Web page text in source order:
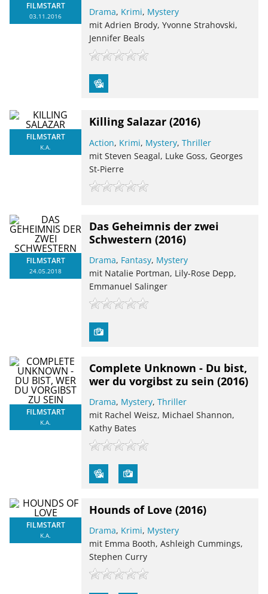
FILMSTART
03.11.2016 Drama, Krimi, Mystery
mit Adrien Brody, Yvonne Strahovski,
Jennifer Beals
FILMSTART
K.A.
Killing Salazar (2016)
Action, Krimi, Mystery,Thriller
mit Steven Seagal, Luke Goss, Georges
St-Pierre
FILMSTART
24.05.2018
Das Geheimnis der zwei
Schwestern (2016)
Drama, Fantasy, Mystery
mit Natalie Portman, Lily-Rose Depp,
Emmanuel Salinger
FILMSTART
K.A.
Complete Unknown - Du bist,
wer du vorgibst zu sein (2016)
Drama, Mystery,Thriller
mit Rachel Weisz, Michael Shannon,
Kathy Bates
FILMSTART
K.A.
Hounds of Love (2016)
Drama, Krimi, Mystery
mit Emma Booth, Ashleigh Cummings,
Stephen Curry